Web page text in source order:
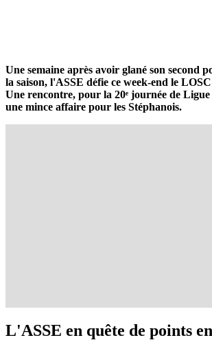
Une semaine après avoir glané son second
la saison, l'ASSE défie ce week-end le
Une rencontre, pour la 20ᵉ journée de Ligue
une mince affaire pour les Stéphanois.
L'ASSE en quête de points